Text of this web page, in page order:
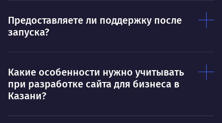
Предоставляете ли поддержку после
запуска?
Какие особенности нужно учитывать
при разработке сайта для бизнеса в
Казани?